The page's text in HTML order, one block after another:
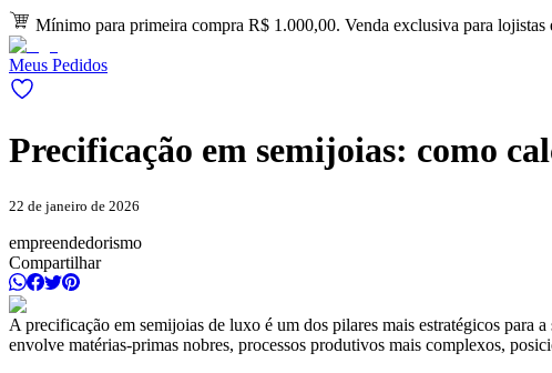
Mínimo para primeira compra R$ 1.000,00. Venda exclusiva para lojistas
Meus Pedidos
Precificação em semijoias: como
22 de janeiro de 2026
empreendedorismo
Compartilhar
A precificação em semijoias de luxo é um dos pilares mais estratégicos para
envolve matérias-primas nobres, processos produtivos mais complexos,